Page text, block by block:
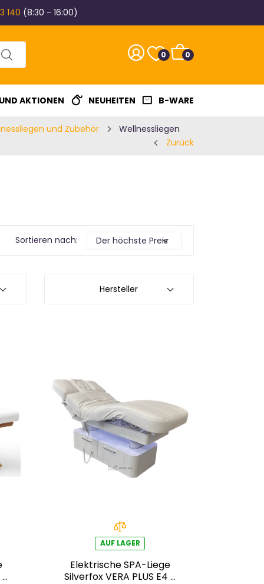
140 (8:30 - 16:00)
0 0
AKTIONEN NEUHEITEN B-WARE
und Zubehör
Wellnessliegen
Zurück
Sortieren nach:
Hersteller
AUF LAGER
Elektrische SPA-Liege
Silverfox VERA PLUS E4 –